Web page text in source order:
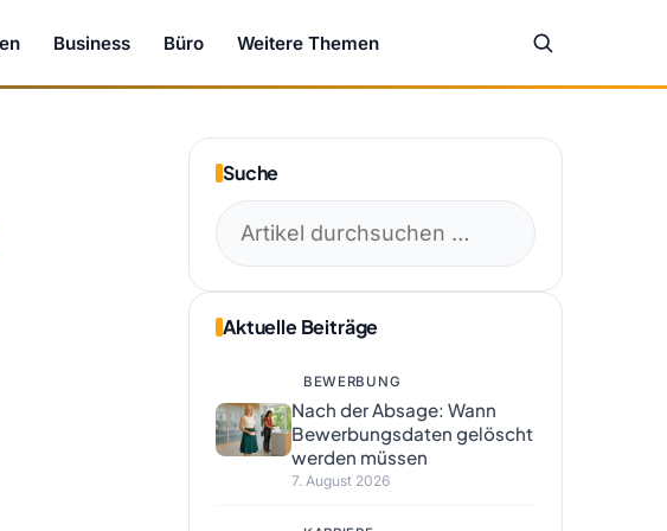
Business Büro Weitere Themen
Suche
Aktuelle Beiträge
BEWERBUNG
Nach der Absage: Wann
Bewerbungsdaten gelöscht
werden müssen
7. August 2026